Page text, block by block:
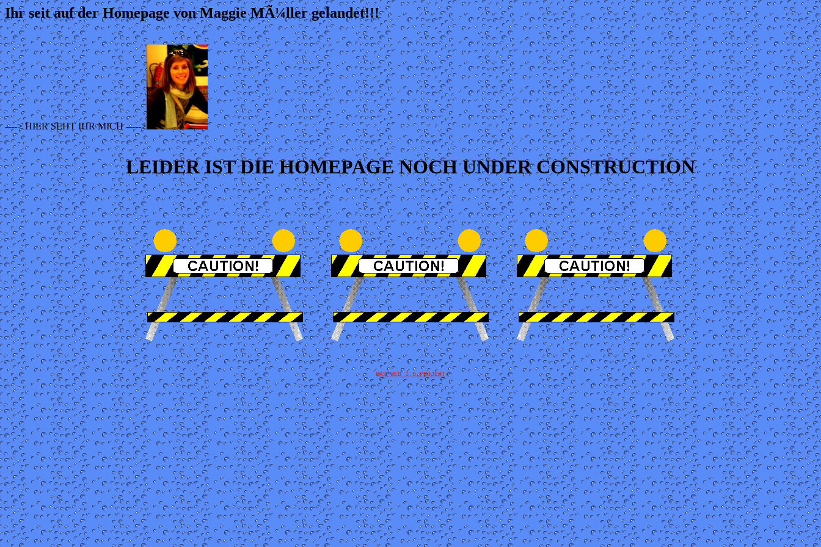
Ihr seit auf der Homepage von Maggie MÃ¼ller gelandet!!!
----> HIER SEHT IHR MICH ----->
LEIDER IST DIE HOMEPAGE NOCH UNDER CONSTRUCTION
DAS WEB 1.0 PROJEKT